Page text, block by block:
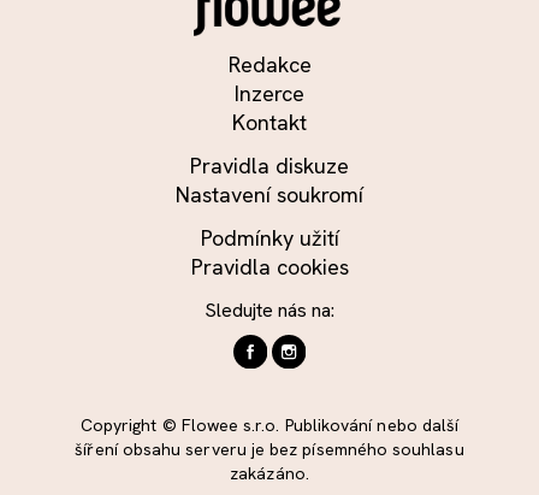
Redakce
Inzerce
Kontakt
Pravidla diskuze
Nastavení soukromí
Podmínky užití
Pravidla cookies
Sledujte nás na:
Copyright © Flowee s.r.o. Publikování nebo další
šíření obsahu serveru je bez písemného souhlasu
zakázáno.